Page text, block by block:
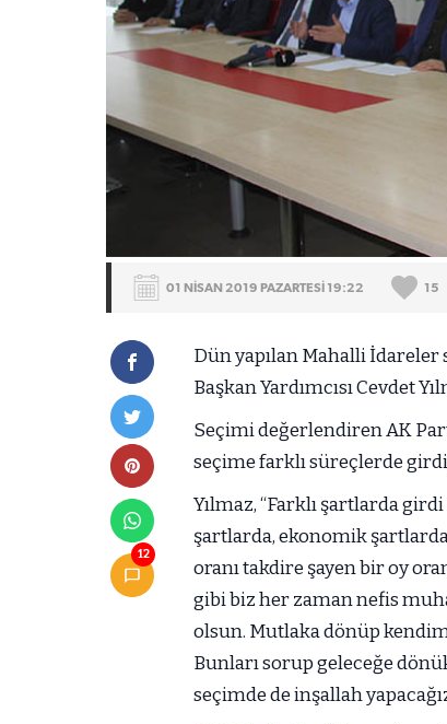
01 NİSAN 2019 PAZARTESİ 19:22 15
12
Dün yapılan Mahalli
Başkan Yardımcısı Cevdet
Seçimi değerlendiren AK
seçime farklı süreçlerde
Yılmaz, “Farklı şartlarda
şartlarda, ekonomik
oranı takdire şayen bir oy
gibi biz her zaman nefis
olsun. Mutlaka dönüp
Bunları sorup geleceğe
seçimde de inşallah